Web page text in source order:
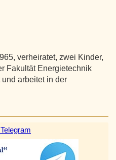
verheiratet, zwei Kinder,
Fakultät Energietechnik
arbeitet in der